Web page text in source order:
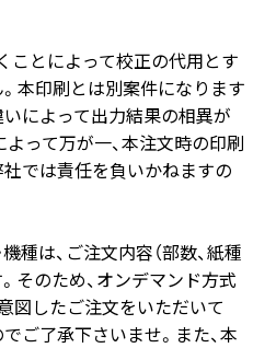
ことによって校正の代用とす
本印刷とは別案件になります
によって出力結果の相異が
って万が一、本注文時の印刷
では責任を負いかねますの
種は、ご注文内容（部数、紙種
そのため、オンデマンド方式
図したご注文をいただいて
ご了承下さいませ。また、本
きますか？
品できま
か？
するに